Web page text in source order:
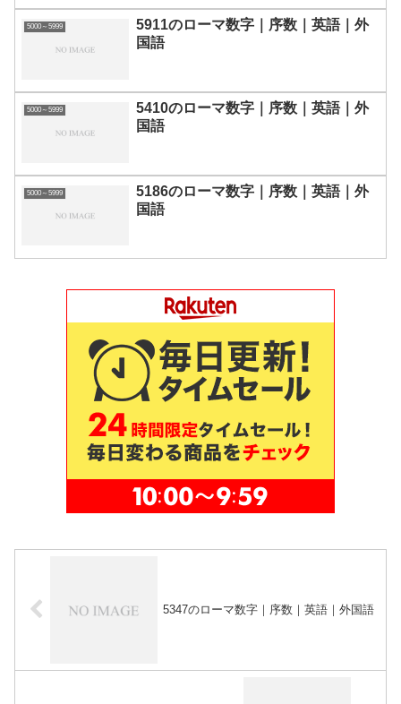
5000～5999
5911のローマ数字｜序数｜英語｜外
国語
5000～5999
5410のローマ数字｜序数｜英語｜外
国語
5000～5999
5186のローマ数字｜序数｜英語｜外
国語
5347のローマ数字｜序数｜英語｜外国語